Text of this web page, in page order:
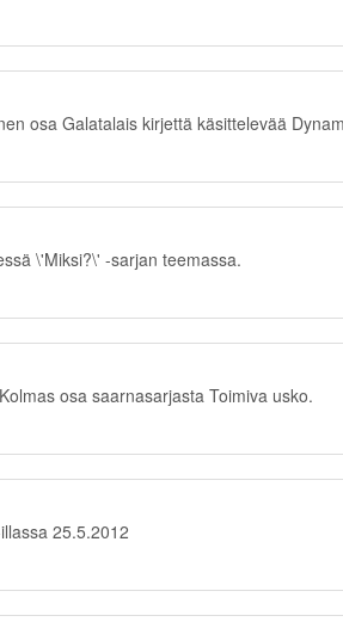
osa Galatalais kirjettä käsittelevää
\'Miksi?\' -sarjan teemassa.
osa saarnasarjasta Toimiva usko.
25.5.2012